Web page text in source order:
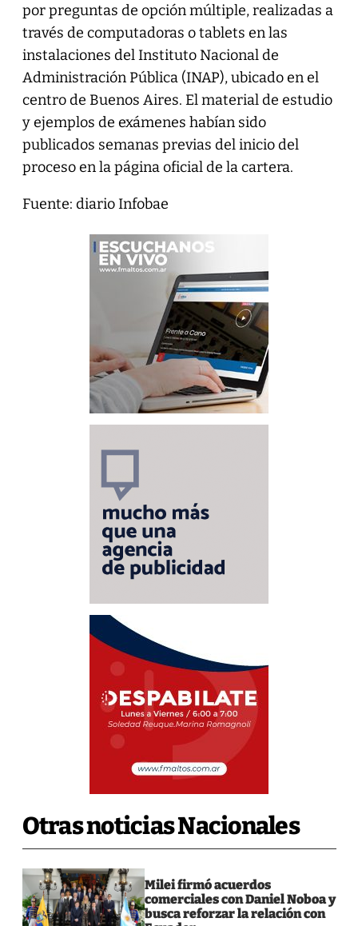
por preguntas de opción múltiple, realizadas a
través de computadoras o tablets en las
instalaciones del Instituto Nacional de
Administración Pública (INAP), ubicado en el
centro de Buenos Aires. El material de estudio
y ejemplos de exámenes habían sido
publicados semanas previas del inicio del
proceso en la página oficial de la cartera.
Fuente: diario Infobae
Otras noticias Nacionales
Milei firmó acuerdos
comerciales con Daniel Noboa y
busca reforzar la relación con